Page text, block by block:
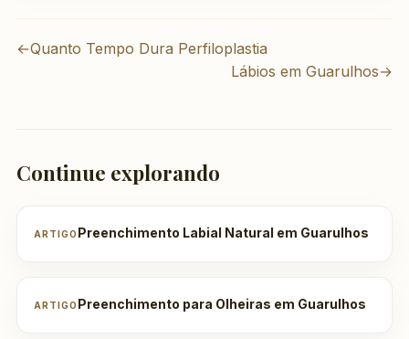
←Quanto Tempo Dura Perfiloplastia
Lábios em Guarulhos→
Continue explorando
ARTIGO Preenchimento Labial Natural em Guarulhos
ARTIGO Preenchimento para Olheiras em Guarulhos